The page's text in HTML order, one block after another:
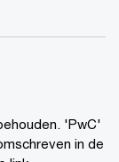
'PwC'
in de